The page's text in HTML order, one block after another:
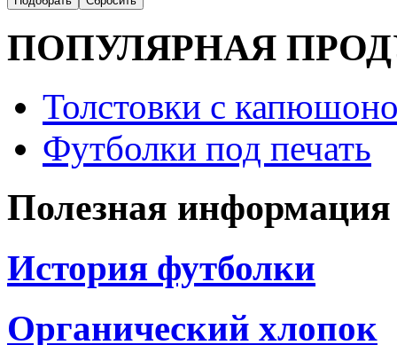
ПОПУЛЯРНАЯ
Толстовки с
Футболки под печать
Полезная информация
История футболки
Органический хлопок